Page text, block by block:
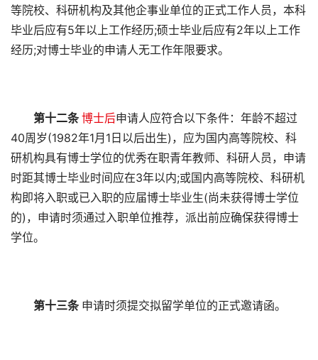
等院校、科研机构及其他企事业单位的正式工作人员，本科
毕业后应有5年以上工作经历;硕士毕业后应有2年以上工作
经历;对博士毕业的申请人无工作年限要求。
第十二条博士后申请人应符合以下条件：年龄不超过
40周岁(1982年1月1日以后出生)，应为国内高等院校、科
研机构具有博士学位的优秀在职青年教师、科研人员，申请
时距其博士毕业时间应在3年以内;或国内高等院校、科研机
构即将入职或已入职的应届博士毕业生(尚未获得博士学位
的)，申请时须通过入职单位推荐，派出前应确保获得博士
学位。
第十三条 申请时须提交拟留学单位的正式邀请函。